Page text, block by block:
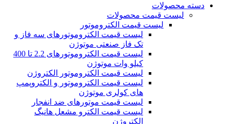
دسته محصولات
لیست قیمت محصولات
لیست قیمت الکتروموتور
لیست قیمت الکتروموتورهای سه فاز و
تک فاز صنعتی موتوژن
لیست قیمت الکتروموتورهای 2.2 تا 400
کیلو وات موتوژن
لیست قیمت الکتروموتور الکتروژن
لیست قیمت الکتروموتور و الکتروپمپ
های کولری موتوژن
لیست قیمت موتورهای ضد انفجار
لیست قیمت الکترو مشعل هانیگ
الکتروژن